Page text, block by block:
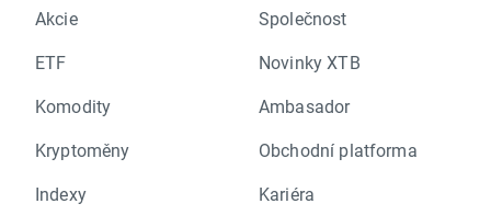
Akcie
ETF
Komodity
Kryptoměny
Indexy
Společnost
Novinky XTB
Ambasador
Obchodní platforma
Kariéra